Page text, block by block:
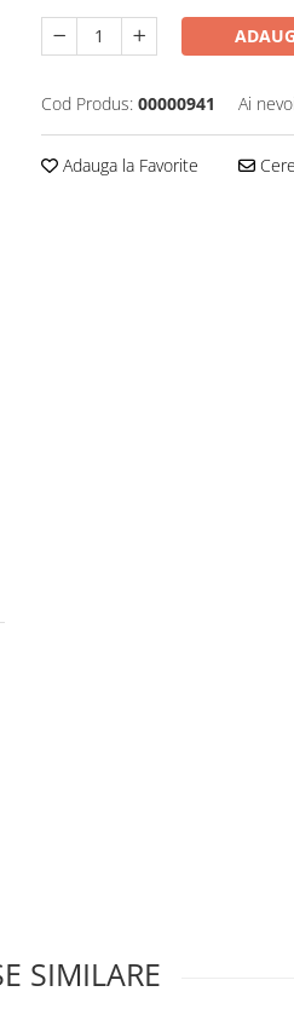
Cod Produs: 00000941 Ai
Adauga la Favorite
SIMILARE